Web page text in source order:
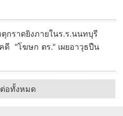
กราดยิงภายในร.ร.นนทบุรี
ดี "โฆษก ตร." เผยอาวุธปืน
อทั้งหมด